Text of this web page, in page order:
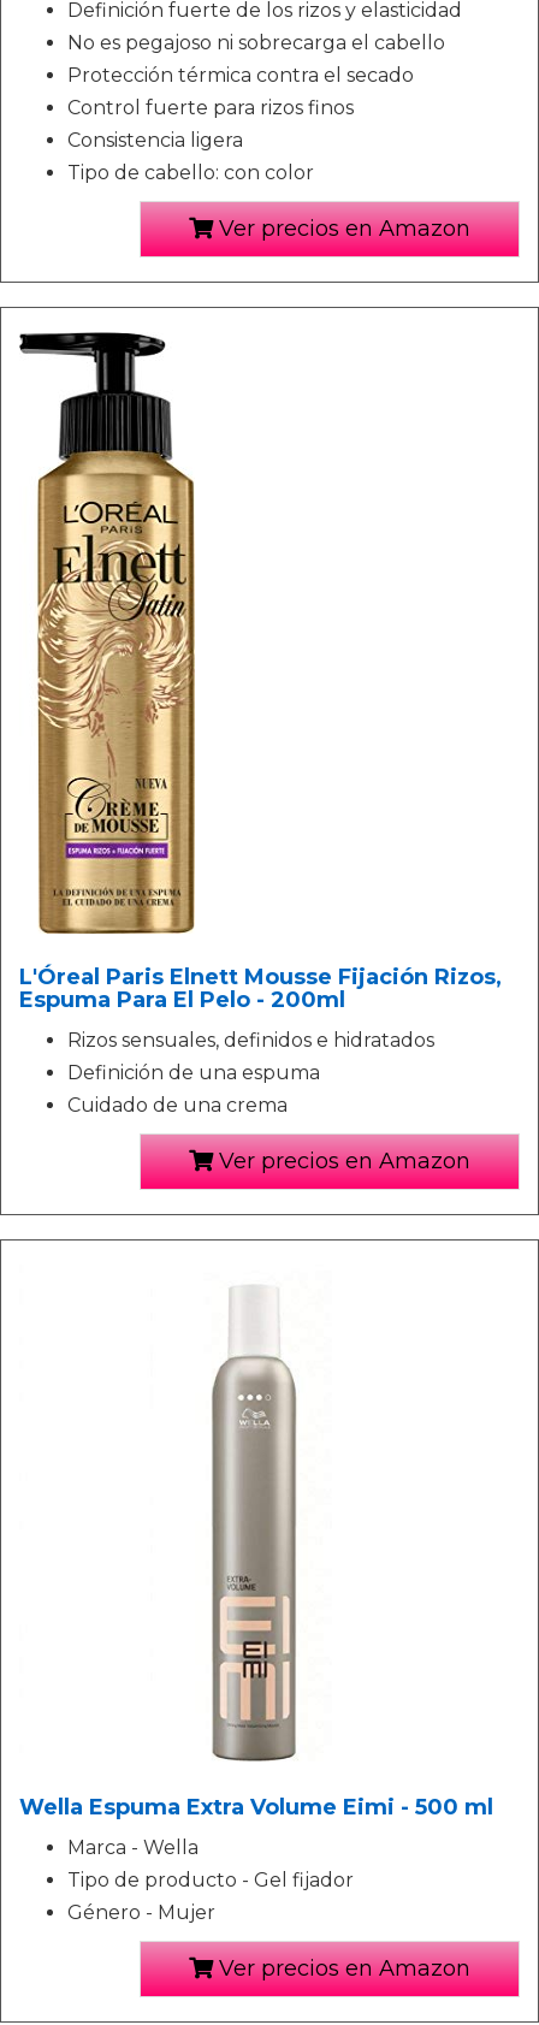
Definición fuerte de los rizos y elasticidad
No es pegajoso ni sobrecarga el cabello
Protección térmica contra el secado
Control fuerte para rizos finos
Consistencia ligera
Tipo de cabello: con color
Ver precios en Amazon
L'Óreal Paris Elnett Mousse Fijación Rizos,
Espuma Para El Pelo - 200ml
Rizos sensuales, definidos e hidratados
Definición de una espuma
Cuidado de una crema
Ver precios en Amazon
Wella Espuma Extra Volume Eimi - 500 ml
Marca - Wella
Tipo de producto - Gel fijador
Género - Mujer
Ver precios en Amazon